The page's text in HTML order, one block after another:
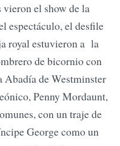
vieron el show de la
espectáculo, el desfile
royal estuvieron a la
de bicornio con
Abadía de Westminster
Penny Mordaunt,
con un traje de
George como un